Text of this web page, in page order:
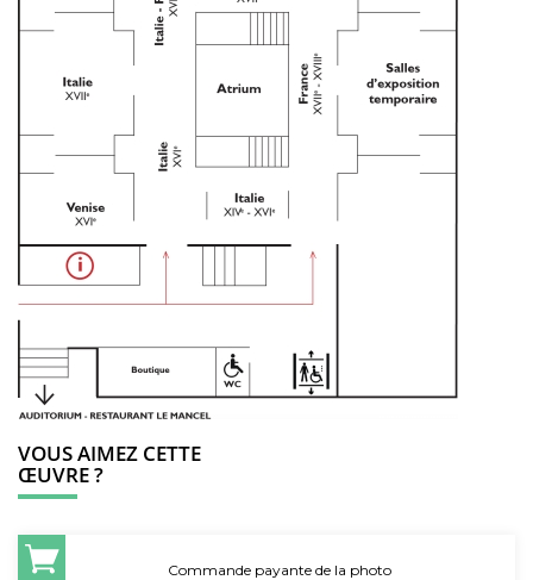
VOUS AIMEZ CETTE
ŒUVRE ?
Commande payante de la photo